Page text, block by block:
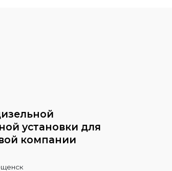
установки для
компании